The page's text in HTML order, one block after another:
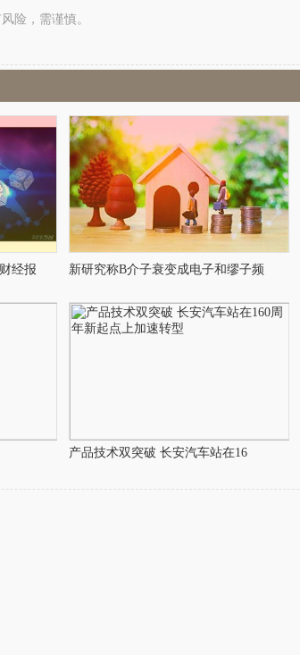
险，需谨慎。
经报 新研究称B介子衰变成电子和缪子频
产品技术双突破 长安汽车站在16